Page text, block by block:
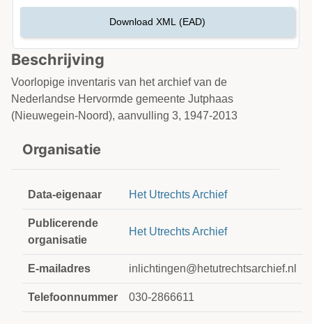
Beschrijving
Voorlopige inventaris van het archief van de
Nederlandse Hervormde gemeente Jutphaas
(Nieuwegein-Noord), aanvulling 3, 1947-2013
Organisatie
Data-eigenaar Het Utrechts Archief
Publicerende
organisatie
Het Utrechts Archief
E-mailadres inlichtingen@hetutrechtsarchief.nl
Telefoonnummer 030-2866611
Download XML (EAD)